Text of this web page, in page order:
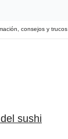
consejos y trucos
sushi